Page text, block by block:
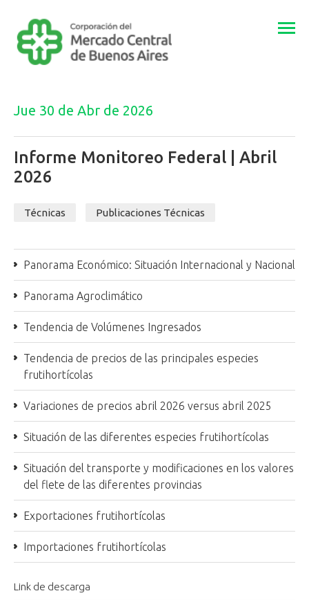
Jue 30 de Abr de 2026
Informe Monitoreo Federal | Abril
2026
Técnicas Publicaciones Técnicas
Panorama Económico: Situación Internacional y Nacional
Panorama Agroclimático
Tendencia de Volúmenes Ingresados
Tendencia de precios de las principales especies
frutihortícolas
Variaciones de precios abril 2026 versus abril 2025
Situación de las diferentes especies frutihortícolas
Situación del transporte y modificaciones en los valores
del flete de las diferentes provincias
Exportaciones frutihortícolas
Importaciones frutihortícolas
Link de descarga